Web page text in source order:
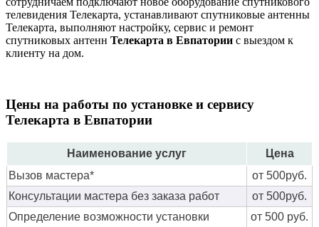
телевидения Телекарта, устанавливают спутниковые антенны
Телекарта, выполняют настройку, сервис и ремонт
спутниковых антенн Телекарта в Евпатории с выездом к
клиенту на дом.
Цены на работы по установке и сервису
Телекарта в Евпатории
Наименование услуг
Цена
Вызов мастера*
от 500руб.
Консультации мастера без заказа работ
от 500руб.
Определение возможности установки
от 500 руб.